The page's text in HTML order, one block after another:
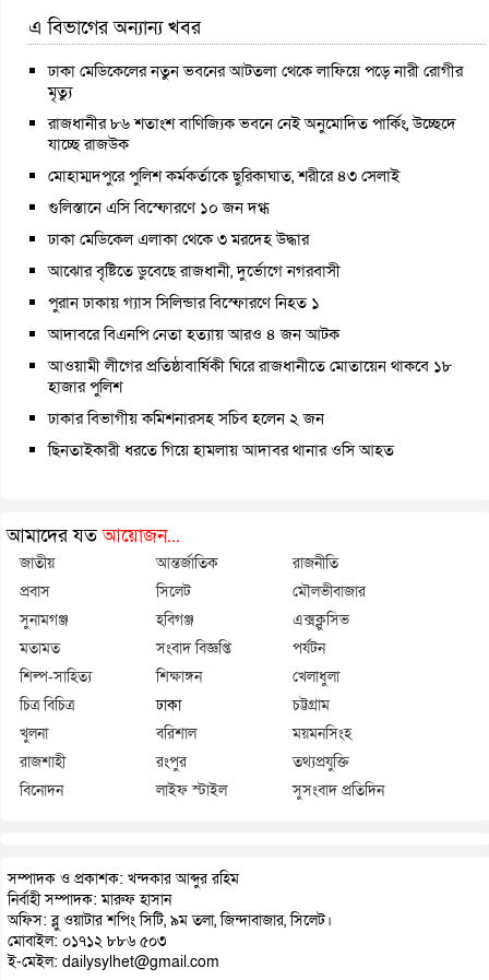
এ বিভাগের অন্যান্য খবর
ঢাকা মেডিকেলের নতুন ভবনের আটতলা থেকে লাফিয়ে পড়ে নারী রোগীর
মৃত্যু
রাজধানীর ৮৬ শতাংশ বাণিজ্যিক ভবনে নেই অনুমোদিত পার্কিং, উচ্ছেদে
যাচ্ছে রাজউক
মোহাম্মদপুরে পুলিশ কর্মকর্তাকে ছুরিকাঘাত, শরীরে ৪৩ সেলাই
গুলিস্তানে এসি বিস্ফোরণে ১০ জন দগ্ধ
ঢাকা মেডিকেল এলাকা থেকে ৩ মরদেহ উদ্ধার
আঝোর বৃষ্টিতে ডুবেছে রাজধানী, দুর্ভোগে নগরবাসী
পুরান ঢাকায় গ্যাস সিলিন্ডার বিস্ফোরণে নিহত ১
আদাবরে বিএনপি নেতা হত্যায় আরও ৪ জন আটক
আওয়ামী লীগের প্রতিষ্ঠাবার্ষিকী ঘিরে রাজধানীতে মোতায়েন থাকবে ১৮
হাজার পুলিশ
ঢাকার বিভাগীয় কমিশনারসহ সচিব হলেন ২ জন
ছিনতাইকারী ধরতে গিয়ে হামলায় আদাবর থানার ওসি আহত
আমাদের যতআয়োজন...
জাতীয় আন্তর্জাতিক
রাজনীতি
প্রবাস
সিলেট
মৌলভীবাজার
সুনামগঞ্জ
হবিগঞ্জ
এক্সক্লুসিভ
মতামত
সংবাদ বিজ্ঞপ্তি
পর্যটন
শিল্প-সাহিত্য
শিক্ষাঙ্গন
খেলাধুলা
চিত্র বিচিত্র
ঢাকা
চট্টগ্রাম
খুলনা
বরিশাল
ময়মনসিংহ
রাজশাহী
রংপুর
তথ্যপ্রযুক্তি
বিনোদন
লাইফ স্টাইল সুসংবাদ প্রতিদিন
সম্পাদক ও প্রকাশক: খন্দকার আব্দুর রহিম
নির্বাহী সম্পাদক: মারুফ হাসান
অফিস: ব্লু ওয়াটার শপিং সিটি, ৯ম তলা, জিন্দাবাজার, সিলেট।
মোবাইল: ০১৭১২ ৮৮৬ ৫০৩
ই-মেইল: dailysylhet@gmail.com